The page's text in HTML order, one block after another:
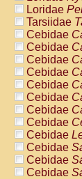
Loridae
Tarsiidae
Cebidae
Cebidae
Cebidae
Cebidae
Cebidae
Cebidae
Cebidae
Cebidae
Cebidae
Cebidae
Cebidae
Cebidae